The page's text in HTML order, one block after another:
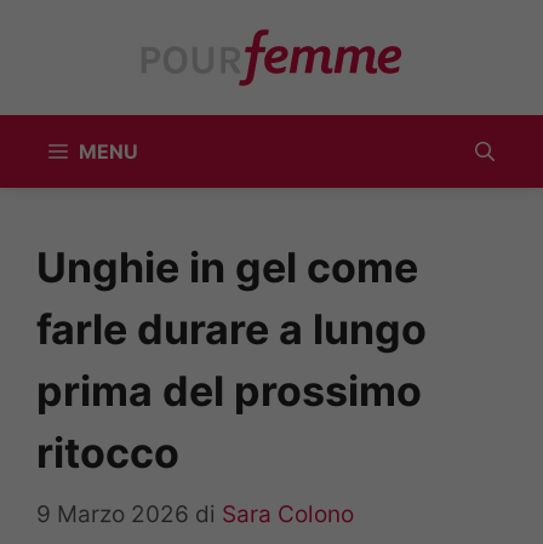
MENU
Unghie in gel come
farle durare a lungo
prima del prossimo
ritocco
9 Marzo 2026 di Sara Colono